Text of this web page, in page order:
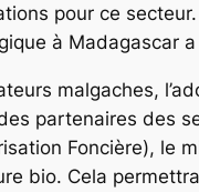
pour ce
à Madagascar
malgaches,
partenaires des
Foncière), le
bio. Cela